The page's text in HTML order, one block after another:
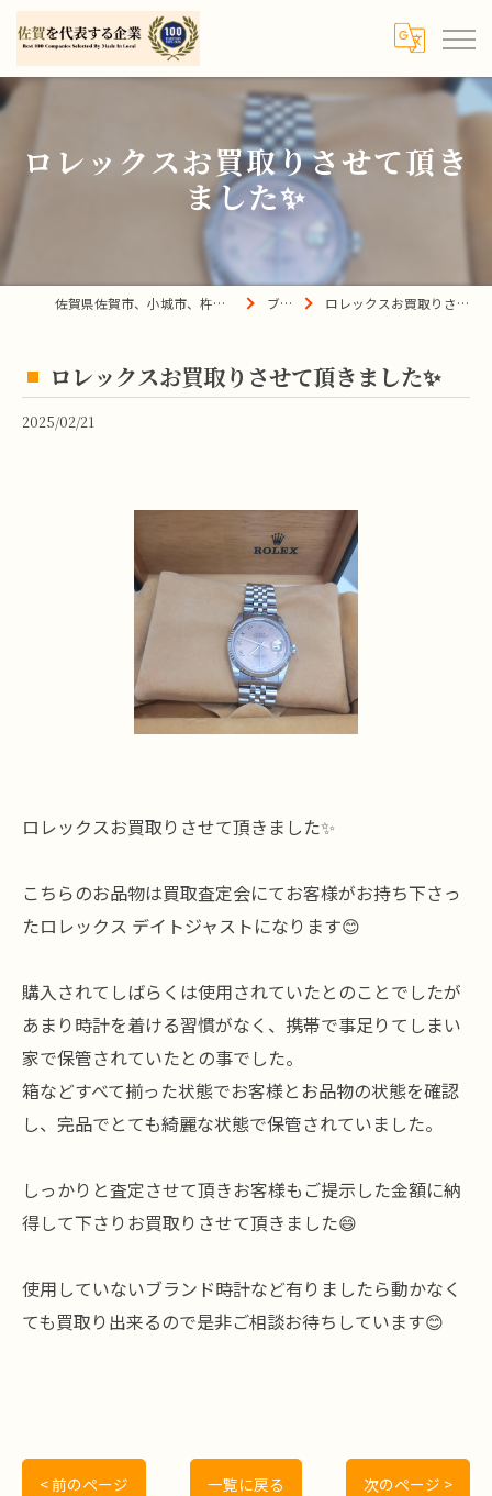
ロレックスお買取りさせて頂き
ました✨
佐賀県佐賀市、小城市、杵島郡の買取は宝の蔵へ ブログ ロレックスお買取りさせて頂きました✨
ロレックスお買取りさせて頂きました✨
2025/02/21
ロレックスお買取りさせて頂きました✨
こちらのお品物は買取査定会にてお客様がお持ち下さっ
たロレックス デイトジャストになります😊
購入されてしばらくは使用されていたとのことでしたが
あまり時計を着ける習慣がなく、携帯で事足りてしまい
家で保管されていたとの事でした。
箱などすべて揃った状態でお客様とお品物の状態を確認
し、完品でとても綺麗な状態で保管されていました。
しっかりと査定させて頂きお客様もご提示した金額に納
得して下さりお買取りさせて頂きました😄
使用していないブランド時計など有りましたら動かなく
ても買取り出来るので是非ご相談お待ちしています😊
< 前のページ 一覧に戻る 次のページ >